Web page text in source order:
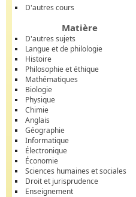
D'autres cours
Matière
D'autres sujets
Langue et de philologie
Histoire
Philosophie et éthique
Mathématiques
Biologie
Physique
Chimie
Anglais
Géographie
Informatique
Électronique
Économie
Sciences humaines et sociales
Droit et jurisprudence
Enseignement